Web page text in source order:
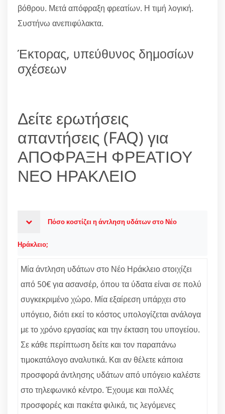
βόθρου. Μετά απόφραξη φρεατίων. Η τιμή λογική.
Συστήνω ανεπιφύλακτα.
Έκτορας, υπεύθυνος δημοσίων
σχέσεων
Δείτε ερωτήσεις
απαντήσεις (FAQ) για
ΑΠΟΦΡΑΞΗ ΦΡΕΑΤΙΟΥ
ΝΕΟ ΗΡΑΚΛΕΙΟ
Πόσο κοστίζει η άντληση υδάτων στο Νέο
Ηράκλειο;
Μία άντληση υδάτων στο Νέο Ηράκλειο στοιχίζει
από 50€ για ασανσέρ, όπου τα ύδατα είναι σε πολύ
συγκεκριμένο χώρο. Μία εξαίρεση υπάρχει στο
υπόγειο, διότι εκεί το κόστος υπολογίζεται ανάλογα
με το χρόνο εργασίας και την έκταση του υπογείου.
Σε κάθε περίπτωση δείτε και τον παραπάνω
τιμοκατάλογο αναλυτικά. Και αν θέλετε κάποια
προσφορά άντλησης υδάτων από υπόγειο καλέστε
στο τηλεφωνικό κέντρο. Έχουμε και πολλές
προσφορές και πακέτα φιλικά, τις λεγόμενες